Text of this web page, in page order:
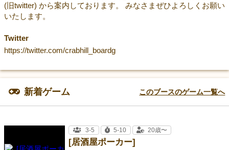
(旧twitter) から案内しております。 みなさまぜひよろしくお願い
いたします。
Twitter
https://twitter.com/crabhill_boardg
新着ゲーム このブースのゲーム一覧へ
[居酒屋ポーカー]
3-5 5-10 20歳〜